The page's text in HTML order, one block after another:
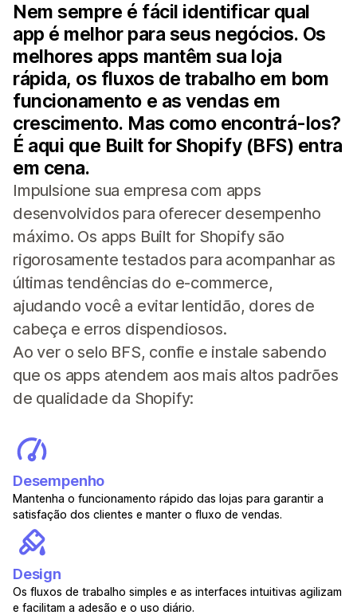
Nem sempre é fácil identificar qual
app é melhor para seus negócios. Os
melhores apps mantêm sua loja
rápida, os fluxos de trabalho em bom
funcionamento e as vendas em
crescimento. Mas como encontrá-los?
É aqui que Built for Shopify (BFS) entra
em cena.
Impulsione sua empresa com apps
desenvolvidos para oferecer desempenho
máximo. Os apps Built for Shopify são
rigorosamente testados para acompanhar as
últimas tendências do e-commerce,
ajudando você a evitar lentidão, dores de
cabeça e erros dispendiosos.
Ao ver o selo BFS, confie e instale sabendo
que os apps atendem aos mais altos padrões
de qualidade da Shopify:
Desempenho
Mantenha o funcionamento rápido das lojas para garantir a
satisfação dos clientes e manter o fluxo de vendas.
Design
Os fluxos de trabalho simples e as interfaces intuitivas agilizam
e facilitam a adesão e o uso diário.